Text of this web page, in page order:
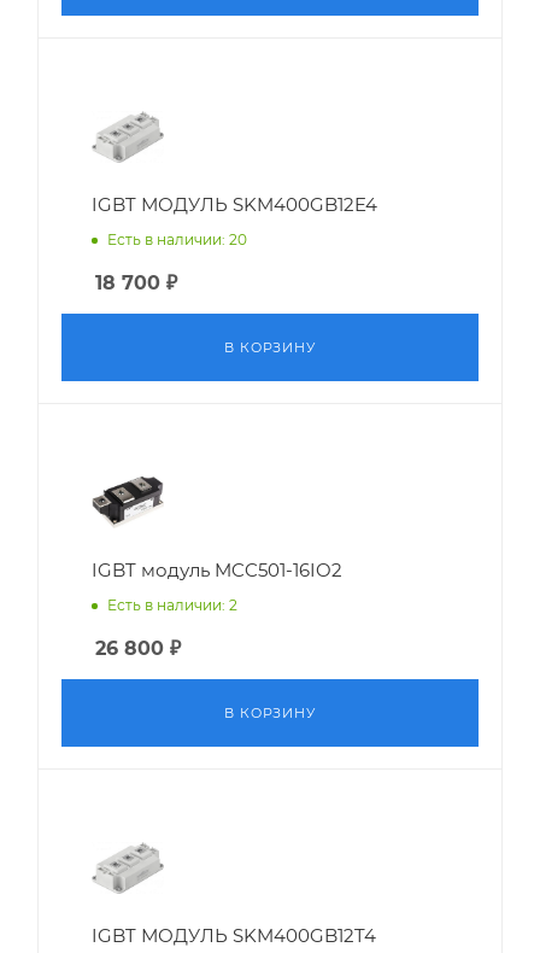
IGBT МОДУЛЬ SKM400GB12E4
Есть в наличии: 20
18 700 ₽
В КОРЗИНУ
IGBT модуль MCC501-16IO2
Есть в наличии: 2
26 800 ₽
В КОРЗИНУ
IGBT МОДУЛЬ SKM400GB12T4